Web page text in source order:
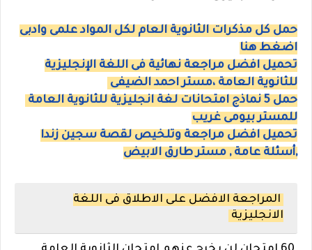
حمل كل مذكرات الثانوية العام لكل المواد علمى وادبى
اضغط هنا
تحميل افضل مراجعة نهائية فى اللغة الإنجليزية
للثانوية العامة ،مستر احمد الضيفى
حمل 5 نماذج امتحانات لغة انجليزية للثانوية العامة
للمستر بيومى غريب
تحميل افضل مراجعة وتلخيص لقصة سجين زندا
,أسئلة عامة , مستر طارق الابيض
المراجعة الافضل على الاطلاق فى اللغة
الانجليزية